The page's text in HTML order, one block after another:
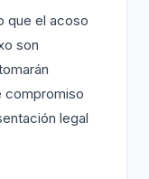
que el acoso
son
compromiso
legal